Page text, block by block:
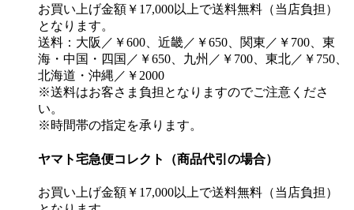
お買い上げ金額￥17,000以上で送料無料（当店負担）
となります。
送料：大阪／￥600、近畿／￥650、関東／￥700、東
海・中国・四国／￥650、九州／￥700、東北／￥750、
北海道・沖縄／￥2000
※送料はお客さま負担となりますのでご注意くださ
い。
※時間帯の指定を承ります。
ヤマト宅急便コレクト（商品代引の場合）
お買い上げ金額￥17,000以上で送料無料（当店負担）